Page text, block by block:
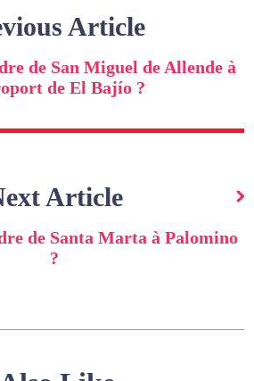
Article
de San Miguel de Allende à
de El Bajío ?
Article
de Santa Marta à Palomino
?